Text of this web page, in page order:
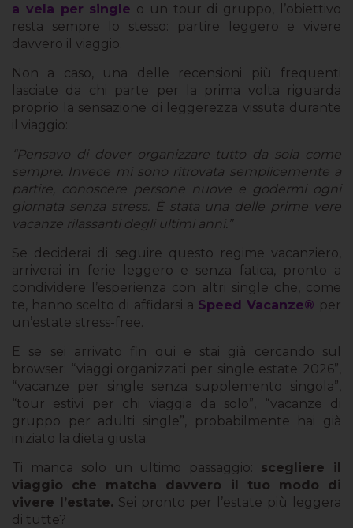
a vela per single o un tour di gruppo, l’obiettivo
resta sempre lo stesso: partire leggero e vivere
davvero il viaggio.
Non a caso, una delle recensioni più frequenti
lasciate da chi parte per la prima volta riguarda
proprio la sensazione di leggerezza vissuta durante
il viaggio:
“Pensavo di dover organizzare tutto da sola come
sempre. Invece mi sono ritrovata semplicemente a
partire, conoscere persone nuove e godermi ogni
giornata senza stress. È stata una delle prime vere
vacanze rilassanti degli ultimi anni.”
Se deciderai di seguire questo regime vacanziero,
arriverai in ferie leggero e senza fatica, pronto a
condividere l’esperienza con altri single che, come
te, hanno scelto di affidarsi a Speed Vacanze® per
un’estate stress-free.
E se sei arrivato fin qui e stai già cercando sul
browser: “viaggi organizzati per single estate 2026”,
“vacanze per single senza supplemento singola”,
“tour estivi per chi viaggia da solo”, “vacanze di
gruppo per adulti single”, probabilmente hai già
iniziato la dieta giusta.
Ti manca solo un ultimo passaggio: scegliere il
viaggio che matcha davvero il tuo modo di
vivere l’estate. Sei pronto per l’estate più leggera
di tutte?